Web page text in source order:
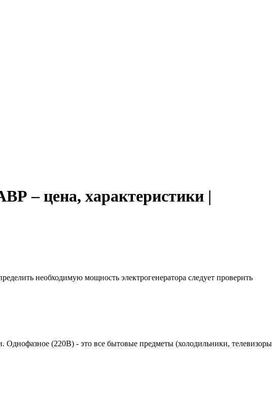
– цена, характеристики |
необходимую мощность электрогенератора следует проверить
Однофазное (220В) - это все бытовые предметы (холодильники, телевизоры